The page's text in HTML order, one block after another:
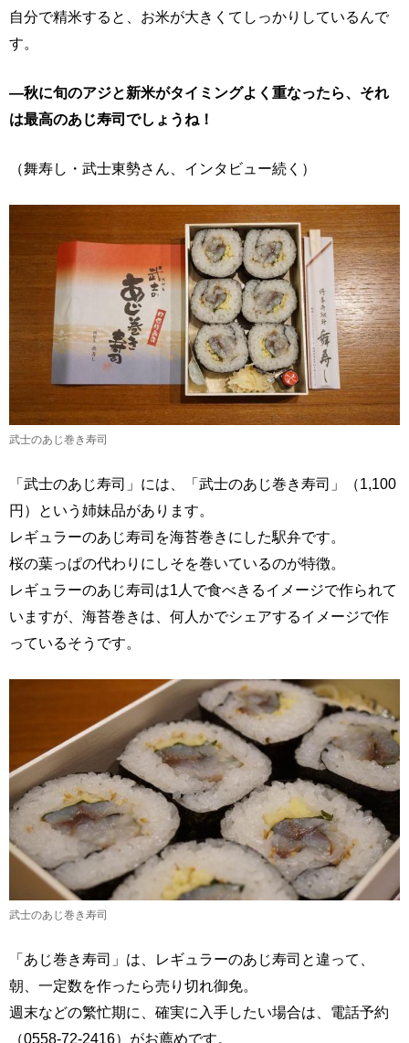
自分で精米すると、お米が大きくてしっかりしているんで
す。
―秋に旬のアジと新米がタイミングよく重なったら、それ
は最高のあじ寿司でしょうね！
（舞寿し・武士東勢さん、インタビュー続く）
武士のあじ巻き寿司
「武士のあじ寿司」には、「武士のあじ巻き寿司」（1,100
円）という姉妹品があります。
レギュラーのあじ寿司を海苔巻きにした駅弁です。
桜の葉っぱの代わりにしそを巻いているのが特徴。
レギュラーのあじ寿司は1人で食べきるイメージで作られて
いますが、海苔巻きは、何人かでシェアするイメージで作
っているそうです。
武士のあじ巻き寿司
「あじ巻き寿司」は、レギュラーのあじ寿司と違って、
朝、一定数を作ったら売り切れ御免。
週末などの繁忙期に、確実に入手したい場合は、電話予約
（0558-72-2416）がお薦めです。